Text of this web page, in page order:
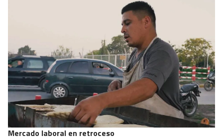
Mercado laboral en retroceso